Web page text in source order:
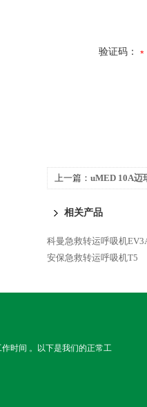
验证码：
上一篇： uMED 10A迈
相关产品
科曼急救转运呼吸机
安保急救转运呼吸机T5
时间 。以下是我们的正常工